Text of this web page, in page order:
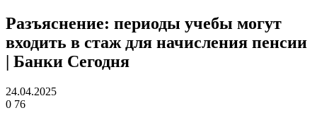
Разъяснение: периоды учебы могут
входить в стаж для начисления пенсии
| Банки Сегодня
24.04.2025
0 76